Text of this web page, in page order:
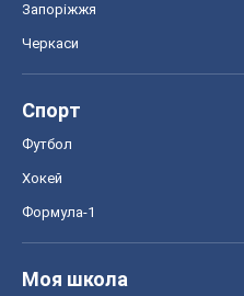
Запоріжжя
Черкаси
Спорт
Футбол
Хокей
Формула-1
Моя школа